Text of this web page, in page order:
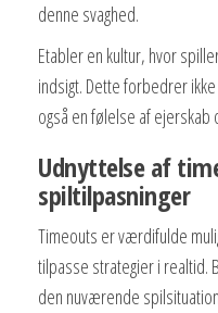
denne svaghed.
Etabler en kultur, hvor
indsigt. Dette forbedrer
også en følelse af ejerskab
Udnyttelse af
spiltilpasninger
Timeouts er værdifulde
tilpasse strategier i realtid.
den nuværende